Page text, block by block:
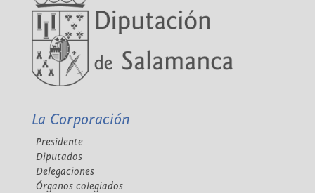
La Corporación
Presidente
Diputados
Delegaciones
Órganos colegiados